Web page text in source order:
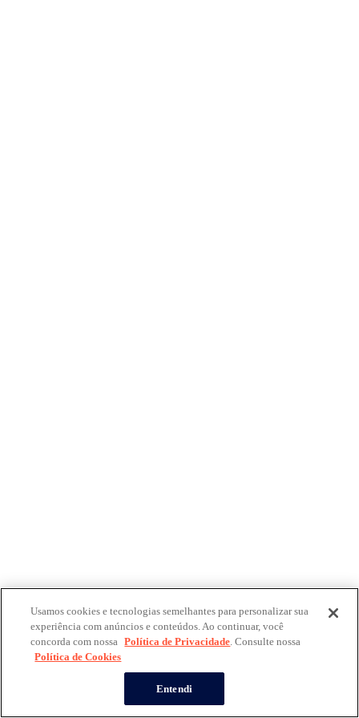
Usamos cookies e tecnologias semelhantes para personalizar sua
experiência com anúncios e conteúdos. Ao continuar, você
concorda com nossa Política de Privacidade. Consulte nossa
Política de Cookies
Entendi